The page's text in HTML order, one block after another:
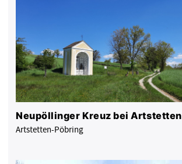
Neupöllinger Kreuz bei Artstetten
Artstetten-Pöbring